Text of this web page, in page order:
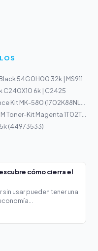
54G0H00 32k | MS911
C240X10 6k | C2425
(44973533)
cómo cierra el
usar pueden tener una